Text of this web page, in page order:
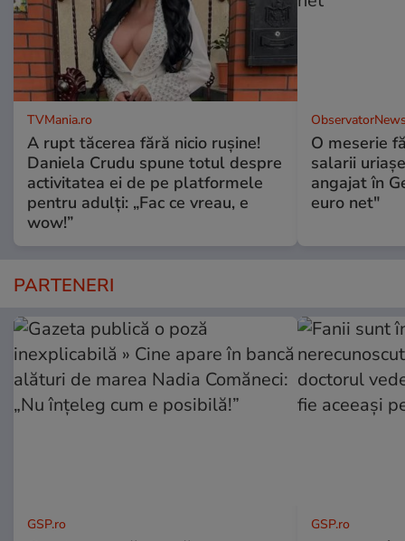
TVMania.ro
A rupt tăcerea fără nicio rușine!
Daniela Crudu spune totul despre
activitatea ei de pe platformele
pentru adulți: „Fac ce vreau, e
wow!”
O meserie
salarii
angajat în
euro net"
PARTENERI
GSP.ro GSP.ro